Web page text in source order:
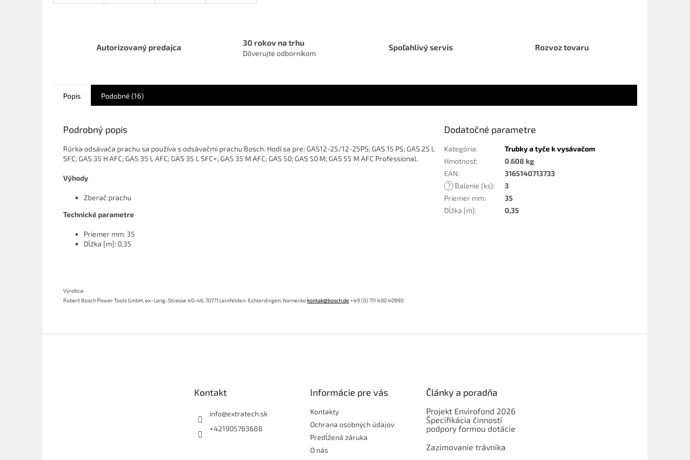
Autorizovaný predajca
30 rokov na trhu
Dôverujte odborníkom
Spoľahlivý servis Rozvoz tovaru
Popis Podobné (16)
Podrobný popis
Rúrka odsávača prachu sa používa s odsávačmi prachu Bosch. Hodí sa pre: GAS12-25/12-25PS; GAS 15 PS; GAS 25 L
SFC; GAS 35 H AFC; GAS 35 L AFC; GAS 35 L SFC+; GAS 35 M AFC; GAS 50; GAS 50 M; GAS 55 M AFC Professional.
Výhody
Zberač prachu
Technické parametre
Priemer mm: 35
Dĺžka [m]: 0,35
Výrobca:
Robert Bosch Power Tools GmbH,ax-Lang-Strasse 40-46,70771 Leinfelden-Echterdingen, Nemeckokontak@bosch.de+49 (0) 711 400 40990
Dodatočné parametre
Kategória:
Trubky a tyče k vysávačom
Hmotnosť:
0.608 kg
EAN:
3165140713733
? Balenie (ks):
3
Priemer mm:
35
Dĺžka [m]: 0,35
Kontakt
info@extratech.sk
+421905763688
Informácie pre vás
Kontakty
Ochrana osobných údajov
Predĺžená záruka
O nás
Články a poradňa
Projekt Envirofond 2026
Špecifikácia činností
podpory formou dotácie
Zazimovanie trávnika